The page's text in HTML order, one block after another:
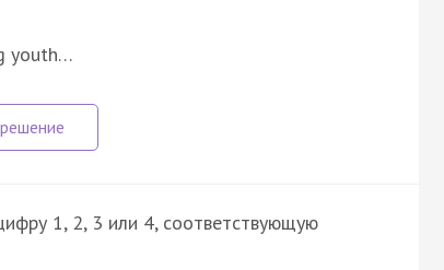
youth…
1, 2, 3 или 4, соответствующую